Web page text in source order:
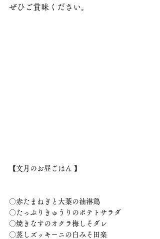
ぜひご賞味ください。
【文月のお昼ごはん 】
〇赤たまねぎと大葉の油淋鶏
〇たっぷりきゅうりのポテトサラダ
〇焼きなすのオクラ梅しそダレ
〇蒸しズッキーニの白みそ田楽